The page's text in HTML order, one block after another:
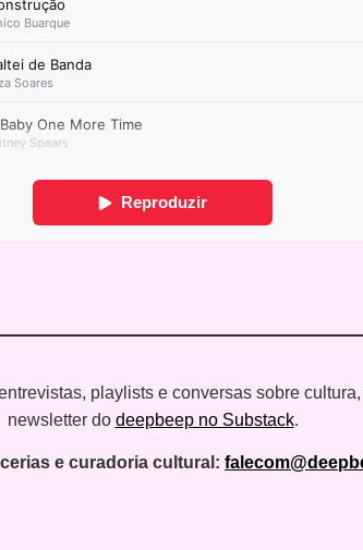
playlists e conversas sobre
newsletter do deepbeep no Substack.
e curadoria cultural: